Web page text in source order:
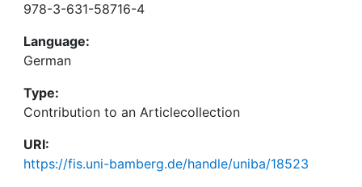
978-3-631-58716-4
Language:
German
Type:
Contribution to an Articlecollection
URI:
https://fis.uni-bamberg.de/handle/uniba/18523